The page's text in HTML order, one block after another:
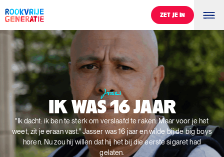
ZET JE IN
ZET JE IN
JasserIk was 16 jaar
IK WAS16 JAAR
"Ik dacht: ik ben te sterk om verslaafd te raken. Maar voor je het
weet, zit je eraan vast." Jasser was 16 jaar en wilde bij de big boys
horen. Nu zou hij willen dat hij het bij die eerste sigaret had
gelaten.